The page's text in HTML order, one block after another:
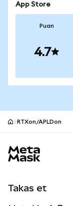
App Store
Puan
4.7
RTXon/APLDon
Takas et